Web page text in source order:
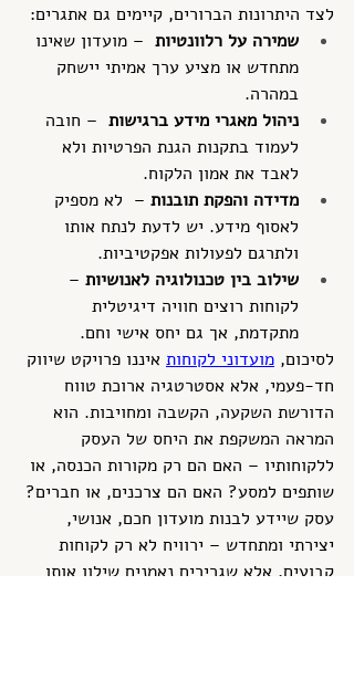
לצד היתרונות הברורים, קיימים גם אתגרים:
שמירה על רלוונטיות – מועדון שאינו
מתחדש או מציע ערך אמיתי יישחק
במהרה.
ניהול מאגרי מידע ברגישות – חובה
לעמוד בתקנות הגנת הפרטיות ולא
לאבד את אמון הלקוח.
מדידה והפקת תובנות –  לא מספיק
לאסוף מידע. יש לדעת לנתח אותו
ולתרגם לפעולות אפקטיביות.
שילוב בין טכנולוגיה לאנושיות –
לקוחות רוצים חוויה דיגיטלית
מתקדמת, אך גם יחס אישי וחם.
לסיכום, מועדוני לקוחות איננו פרויקט שיווק
חד-פעמי, אלא אסטרטגיה ארוכת טווח
הדורשת השקעה, הקשבה ומחויבות. הוא
המראה המשקפת את היחס של העסק
ללקוחותיו – האם הם רק מקורות הכנסה, או
שותפים למסע? האם הם צרכנים, או חברים?
עסק שיידע לבנות מועדון חכם, אנושי,
יצירתי ומתחדש – ירוויח לא רק לקוחות
קבועים, אלא שגרירים נאמנים שילוו אותו